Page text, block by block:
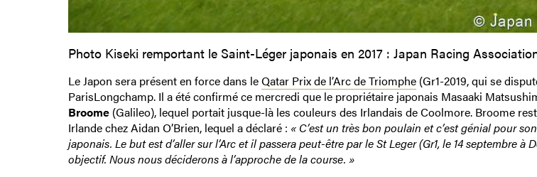
Photo Kiseki remportant le Saint-Léger japonais en 2017 : Japan Racing
Le Japon sera présent en force dans leQatar Prix de l’Arc de Triomphe(Gr1-2019, qui se
ParisLongchamp. Il a été confirmé ce mercredi que le propriétaire japonais Masaaki
Broome(Galileo), lequel portait jusque-là les couleurs des Irlandais de Coolmore. Broome
Irlande chez Aidan O’Brien, lequel a déclaré : « C’est un très bon poulain et c’est génial pour
japonais. Le but est d’aller sur l’Arc et il passera peut-être par le St Leger (Gr1, le 14 septembre à
objectif. Nous nous déciderons à l’approche de la course. »